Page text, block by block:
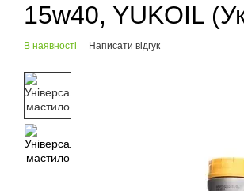
15w40, YUKOIL
В наявності Написати відгук